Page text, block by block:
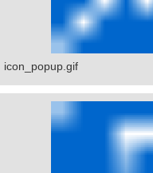
icon_popup.gif